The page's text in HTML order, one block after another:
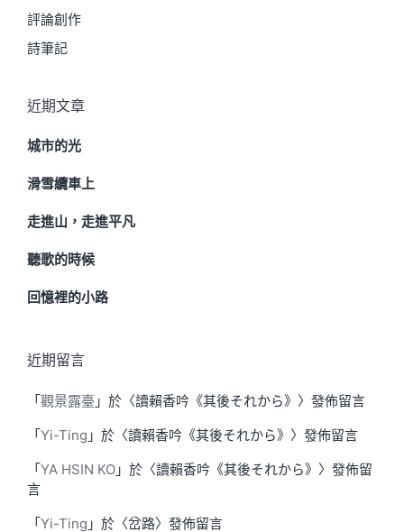
評論創作
詩筆記
近期文章
城市的光
滑雪纜車上
走進山，走進平凡
聽歌的時候
回憶裡的小路
近期留言
「觀景露臺 」於〈讀賴香吟《其後それから》 〉發佈留言
「Yi-Ting 」於〈讀賴香吟《其後それから》 〉發佈留言
「YA HSIN KO 」於〈讀賴香吟《其後それから》 〉發佈留
言
「Yi-Ting 」於〈岔路〉發佈留言